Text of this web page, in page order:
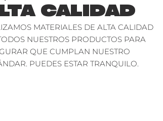
CALIDAD
MATERIALES DE ALTA CALIDAD
NUESTROS PRODUCTOS PARA
QUE CUMPLAN NUESTRO
PUEDES ESTAR TRANQUILO.